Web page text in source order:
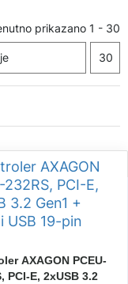
prikazano 1 - 30
AXAGON PCEU-
PCI-E, 2xUSB 3.2